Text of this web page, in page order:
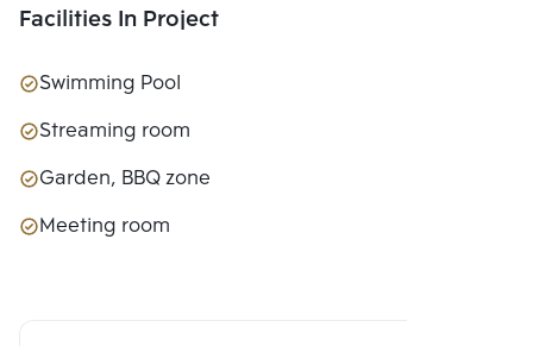
Facilities In Project
Swimming Pool
Streaming room
Garden, BBQ zone
Meeting room